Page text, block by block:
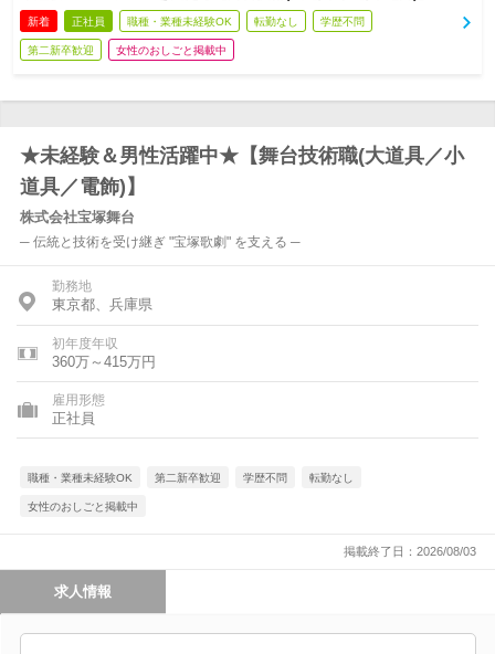
新着 正社員 職種・業種未経験OK 転勤なし 学歴不問
第二新卒歓迎 女性のおしごと掲載中
★未経験＆男性活躍中★【舞台技術職(大道具／小
道具／電飾)】
株式会社宝塚舞台
─ 伝統と技術を受け継ぎ "宝塚歌劇" を支える ─
勤務地
東京都、兵庫県
初年度年収
360万～415万円
雇用形態
正社員
職種・業種未経験OK 第二新卒歓迎 学歴不問 転勤なし
女性のおしごと掲載中
掲載終了日：2026/08/03
求人情報